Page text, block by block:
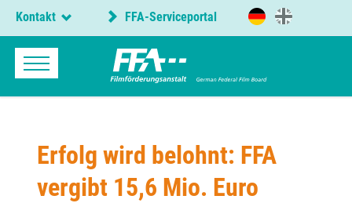
Kontakt FFA-Serviceportal
Erfolg wird belohnt: FFA
vergibt 15,6 Mio. Euro